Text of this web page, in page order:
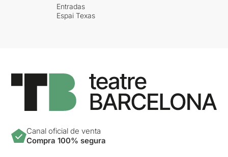
Entradas
Espai Texas
Canal oficial de venta
Compra 100% segura